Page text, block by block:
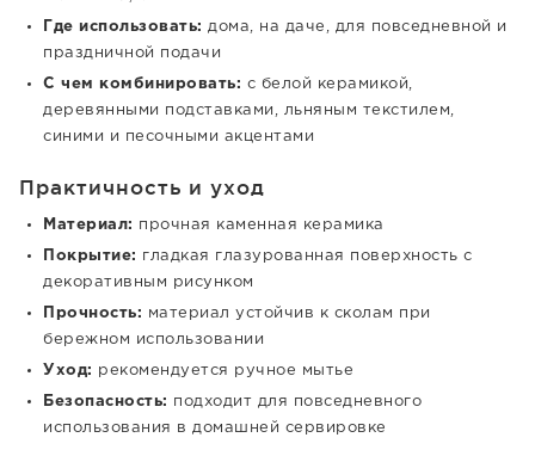
Где использовать:
дома, на даче, для повседневной и
праздничной подачи
С чем комбинировать: с белой керамикой,
деревянными подставками, льняным текстилем,
синими и песочными акцентами
Практичность и уход
Материал: прочная каменная керамика
Покрытие:
гладкая глазурованная поверхность с
декоративным рисунком
Прочность: материал устойчив к сколам при
бережном использовании
Уход: рекомендуется ручное мытье
Безопасность:
подходит для повседневного
использования в домашней сервировке